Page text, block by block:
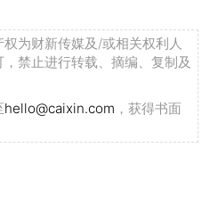
为财新传媒及/或相关权利人
禁止进行转载、摘编、复制及
hello@caixin.com ，获得书面